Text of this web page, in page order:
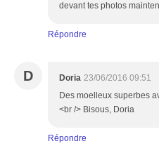
devant tes photos
Répondre
D Doria 23/06/2016 09:51
Des moelleux superbes
<br /> Bisous, Doria
Répondre